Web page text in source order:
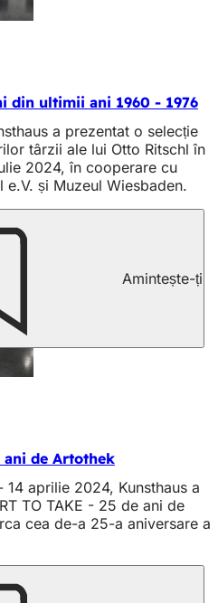
din ultimii ani 1960 - 1976
a prezentat o selecție
târzii ale lui Otto Ritschl în
2024, în cooperare cu
e.V. și Muzeul Wiesbaden.
Amintește-ți
ani de Artothek
aprilie 2024, Kunsthaus a
TO TAKE - 25 de ani de
cea de-a 25-a aniversare a